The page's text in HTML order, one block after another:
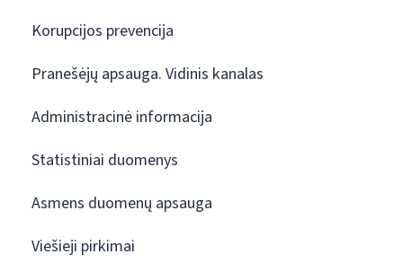
Korupcijos prevencija
Pranešėjų apsauga. Vidinis kanalas
Administracinė informacija
Statistiniai duomenys
Asmens duomenų apsauga
Viešieji pirkimai